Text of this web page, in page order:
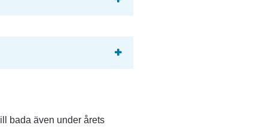
bada även under årets